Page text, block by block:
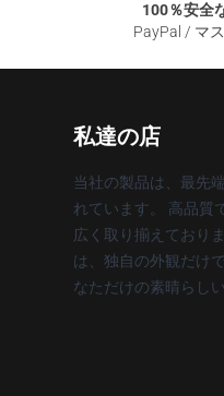
100％安全
PayPal / マ
私達の店
当社の製品は、最先
れています。 高品質
広く取り揃えており
は、独自の外観だけ
なただけの素晴らしい